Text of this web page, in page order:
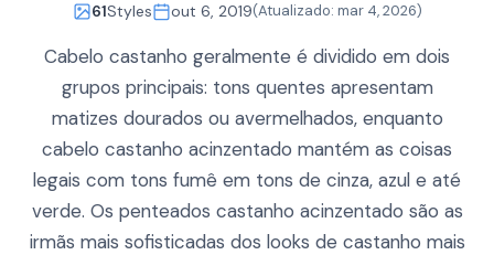
61Styles out 6, 2019(Atualizado: mar 4, 2026)
Cabelo castanho geralmente é dividido em dois
grupos principais: tons quentes apresentam
matizes dourados ou avermelhados, enquanto
cabelo castanho acinzentado mantém as coisas
legais com tons fumê em tons de cinza, azul e até
verde. Os penteados castanho acinzentado são as
irmãs mais sofisticadas dos looks de castanho mais